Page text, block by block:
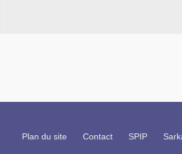
Plan du site Contact SPIP